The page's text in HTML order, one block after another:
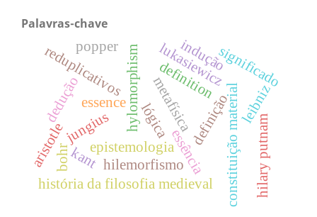
Palavras-chave
hilemorfismoessência
definiçãoconstituição material
história da filosofia medieval
hylomorphism
essence
definition
epistemologia
metafísica
kant
leibniz
lógica
jungius
reduplicativos significado
hilary putnam
lukasiewicz
dedução
aristotle
indução
popper
bohr